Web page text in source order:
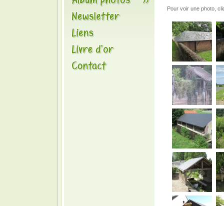
Pour voir une photo,